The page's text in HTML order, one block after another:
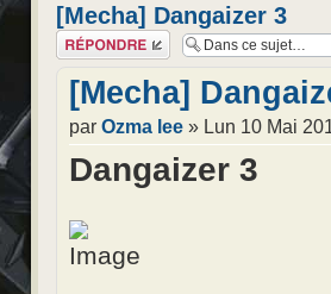
[Mecha] Dangaizer 3
Répondre
[Mecha]
par Ozma lee » Lun 10 Mai
Dangaizer 3